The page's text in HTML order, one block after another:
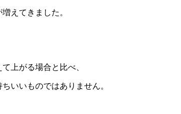
えてきました。
上がる場合と比べ、
いいものではありません。